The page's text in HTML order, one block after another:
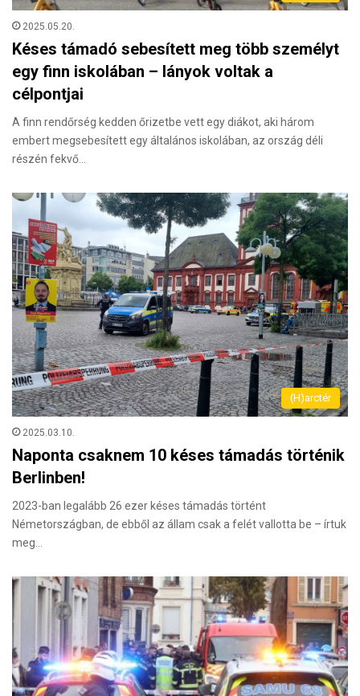
2025.05.20.
Késes támadó sebesített meg több személyt
egy finn iskolában – lányok voltak a
célpontjai
A finn rendőrség kedden őrizetbe vett egy diákot, aki három
embert megsebesített egy általános iskolában, az ország déli
részén fekvő…
(H)arctér
2025.03.10.
Naponta csaknem 10 késes támadás történik
Berlinben!
2023-ban legalább 26 ezer késes támadás történt
Németországban, de ebből az állam csak a felét vallotta be – írtuk
meg…